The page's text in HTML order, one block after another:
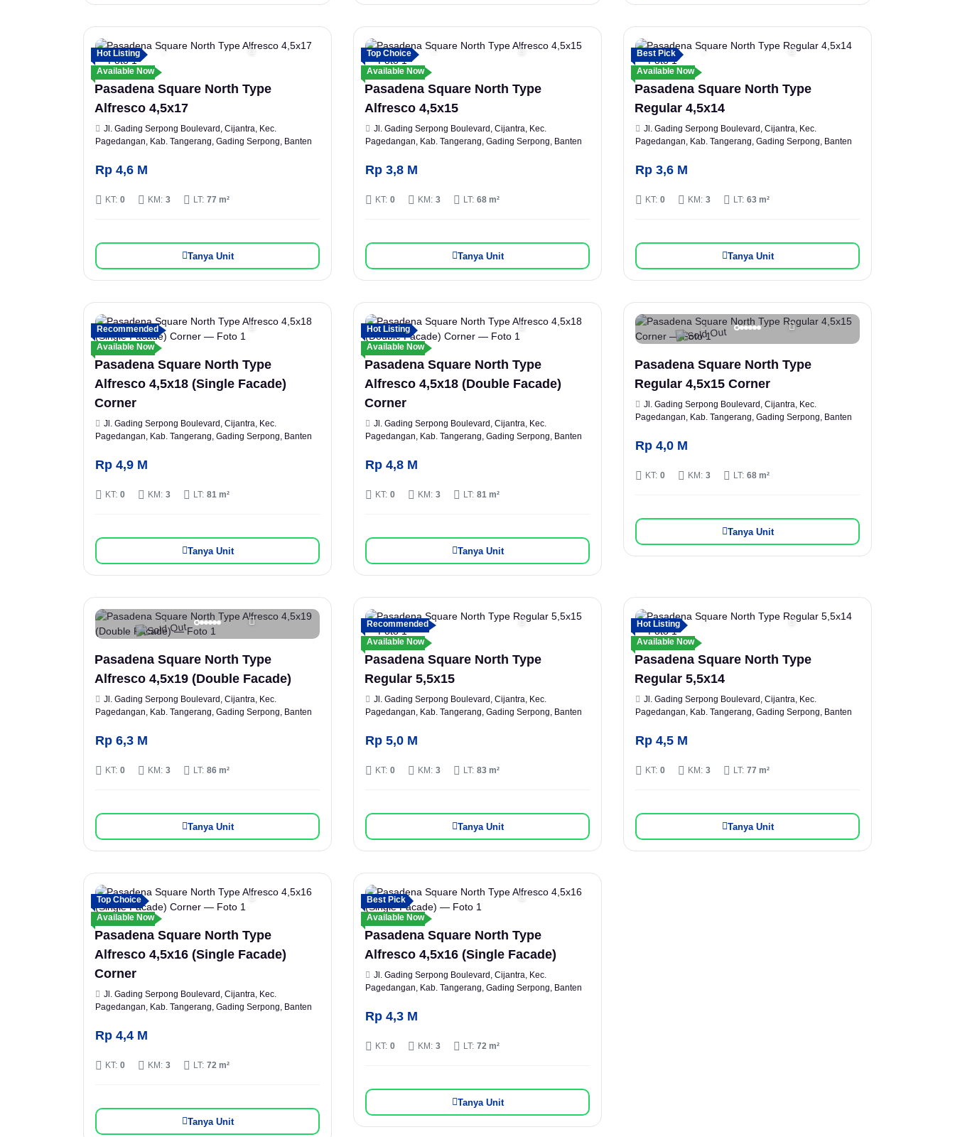
Hot Listing
Available Now
Pasadena Square North Type
Alfresco 4,5x17
Jl. Gading Serpong Boulevard, Cijantra, Kec.
Pagedangan, Kab. Tangerang, Gading Serpong, Banten
Rp 4,6 M
KT: 0 KM: 3 LT: 77 m²
Tanya Unit
Top Choice
Available Now
Pasadena Square North Type
Alfresco 4,5x15
Jl. Gading Serpong Boulevard, Cijantra, Kec.
Pagedangan, Kab. Tangerang, Gading Serpong, Banten
Rp 3,8 M
KT: 0 KM: 3 LT: 68 m²
Tanya Unit
Best Pick
Available Now
Pasadena Square North Type
Regular 4,5x14
Jl. Gading Serpong Boulevard, Cijantra, Kec.
Pagedangan, Kab. Tangerang, Gading Serpong, Banten
Rp 3,6 M
KT: 0 KM: 3 LT: 63 m²
Tanya Unit
Recommended
Available Now
Pasadena Square North Type
Alfresco 4,5x18 (Single Facade)
Corner
Jl. Gading Serpong Boulevard, Cijantra, Kec.
Pagedangan, Kab. Tangerang, Gading Serpong, Banten
Rp 4,9 M
KT: 0 KM: 3 LT: 81 m²
Tanya Unit
Hot Listing
Available Now
Pasadena Square North Type
Alfresco 4,5x18 (Double Facade)
Corner
Jl. Gading Serpong Boulevard, Cijantra, Kec.
Pagedangan, Kab. Tangerang, Gading Serpong, Banten
Rp 4,8 M
KT: 0 KM: 3 LT: 81 m²
Tanya Unit
Pasadena Square North Type
Regular 4,5x15 Corner
Jl. Gading Serpong Boulevard, Cijantra, Kec.
Pagedangan, Kab. Tangerang, Gading Serpong, Banten
Rp 4,0 M
KT: 0 KM: 3 LT: 68 m²
Tanya Unit
Pasadena Square North Type
Alfresco 4,5x19 (Double Facade)
Jl. Gading Serpong Boulevard, Cijantra, Kec.
Pagedangan, Kab. Tangerang, Gading Serpong, Banten
Rp 6,3 M
KT: 0 KM: 3 LT: 86 m²
Tanya Unit
Recommended
Available Now
Pasadena Square North Type
Regular 5,5x15
Jl. Gading Serpong Boulevard, Cijantra, Kec.
Pagedangan, Kab. Tangerang, Gading Serpong, Banten
Rp 5,0 M
KT: 0 KM: 3 LT: 83 m²
Tanya Unit
Hot Listing
Available Now
Pasadena Square North Type
Regular 5,5x14
Jl. Gading Serpong Boulevard, Cijantra, Kec.
Pagedangan, Kab. Tangerang, Gading Serpong, Banten
Rp 4,5 M
KT: 0 KM: 3 LT: 77 m²
Tanya Unit
Top Choice
Available Now
Pasadena Square North Type
Alfresco 4,5x16 (Single Facade)
Corner
Jl. Gading Serpong Boulevard, Cijantra, Kec.
Pagedangan, Kab. Tangerang, Gading Serpong, Banten
Rp 4,4 M
KT: 0 KM: 3 LT: 72 m²
Tanya Unit
Best Pick
Available Now
Pasadena Square North Type
Alfresco 4,5x16 (Single Facade)
Jl. Gading Serpong Boulevard, Cijantra, Kec.
Pagedangan, Kab. Tangerang, Gading Serpong, Banten
Rp 4,3 M
KT: 0 KM: 3 LT: 72 m²
Tanya Unit